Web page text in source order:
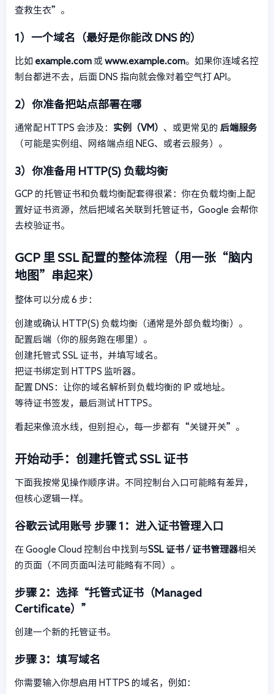
查救生衣”。
1）一个域名（最好是你能改 DNS 的）
比如 example.com 或 www.example.com。如果你连域名控
制台都进不去，后面 DNS 指向就会像对着空气打 API。
2）你准备把站点部署在哪
通常配 HTTPS 会涉及： 实例（VM） 、或更常见的 后端服务
（可能是实例组、网络端点组 NEG、或者云服务）。
3）你准备用 HTTP(S) 负载均衡
GCP 的托管证书和负载均衡配套得很紧：你在负载均衡上配
置好证书资源，然后把域名关联到托管证书，Google 会帮你
去校验证书。
GCP 里 SSL 配置的整体流程（用一张“脑内
地图”串起来）
整体可以分成 6 步：
创建或确认 HTTP(S) 负载均衡（通常是外部负载均衡）。
配置后端（你的服务跑在哪里）。
创建托管式 SSL 证书，并填写域名。
把证书绑定到 HTTPS 监听器。
配置 DNS：让你的域名解析到负载均衡的 IP 或地址。
等待证书签发，最后测试 HTTPS。
看起来像流水线，但别担心，每一步都有“关键开关”。
开始动手：创建托管式 SSL 证书
下面我按常见操作顺序讲。不同控制台入口可能略有差异，
但核心逻辑一样。
谷歌云试用账号 步骤 1：进入证书管理入口
在 Google Cloud 控制台中找到与SSL 证书 / 证书管理器相关
的页面（不同页面叫法可能略有不同）。
步骤 2：选择“托管式证书（Managed
Certificate）”
创建一个新的托管证书。
步骤 3：填写域名
你需要输入你想启用 HTTPS 的域名，例如：